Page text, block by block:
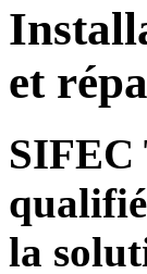
et
SIFEC
la